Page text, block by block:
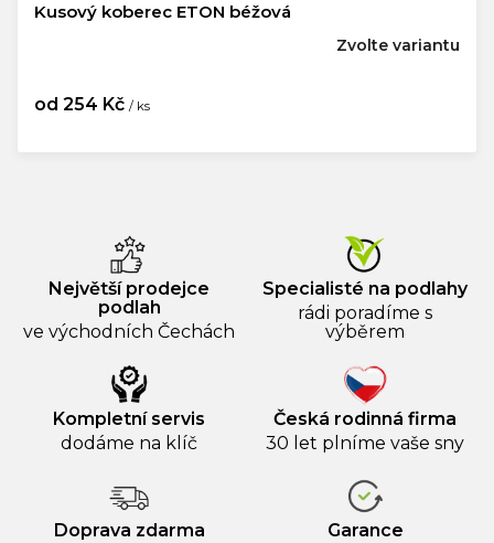
Kusový koberec ETON béžová
od 254 Kč / ks
Zvolte variantu
Největší prodejce
podlah
ve východních Čechách
Specialisté na podlahy
rádi poradíme s
výběrem
Kompletní servis
dodáme na klíč
Česká rodinná firma
30 let plníme vaše sny
Doprava zdarma
Garance